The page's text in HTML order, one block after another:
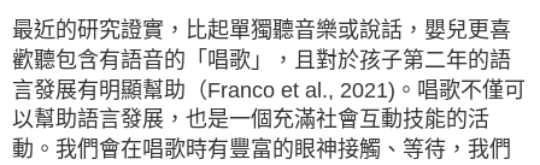
最近的研究證實，比起單獨聽音樂或說話，嬰兒更喜
歡聽包含有語音的「唱歌」，且對於孩子第二年的語
言發展有明顯幫助（Franco et al., 2021)。唱歌不僅可
以幫助語言發展，也是一個充滿社會互動技能的活
動。我們會在唱歌時有豐富的眼神接觸、等待，我們